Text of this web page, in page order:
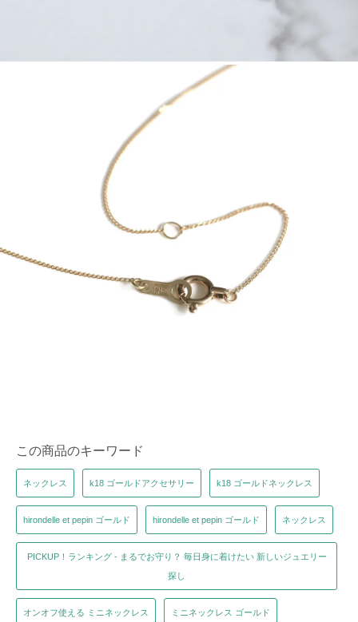
この商品のキーワード
ネックレス k18 ゴールドアクセサリー k18 ゴールドネックレス
hirondelle et pepin ゴールド hirondelle et pepin ゴールド ネックレス
PICKUP！ランキング - まるでお守り？ 毎日身に着けたい 新しいジュエリー
探し
オンオフ使える ミニネックレス ミニネックレス ゴールド